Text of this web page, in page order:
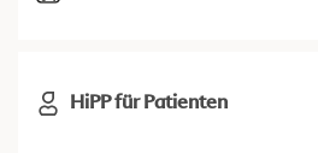
HiPP für Patienten